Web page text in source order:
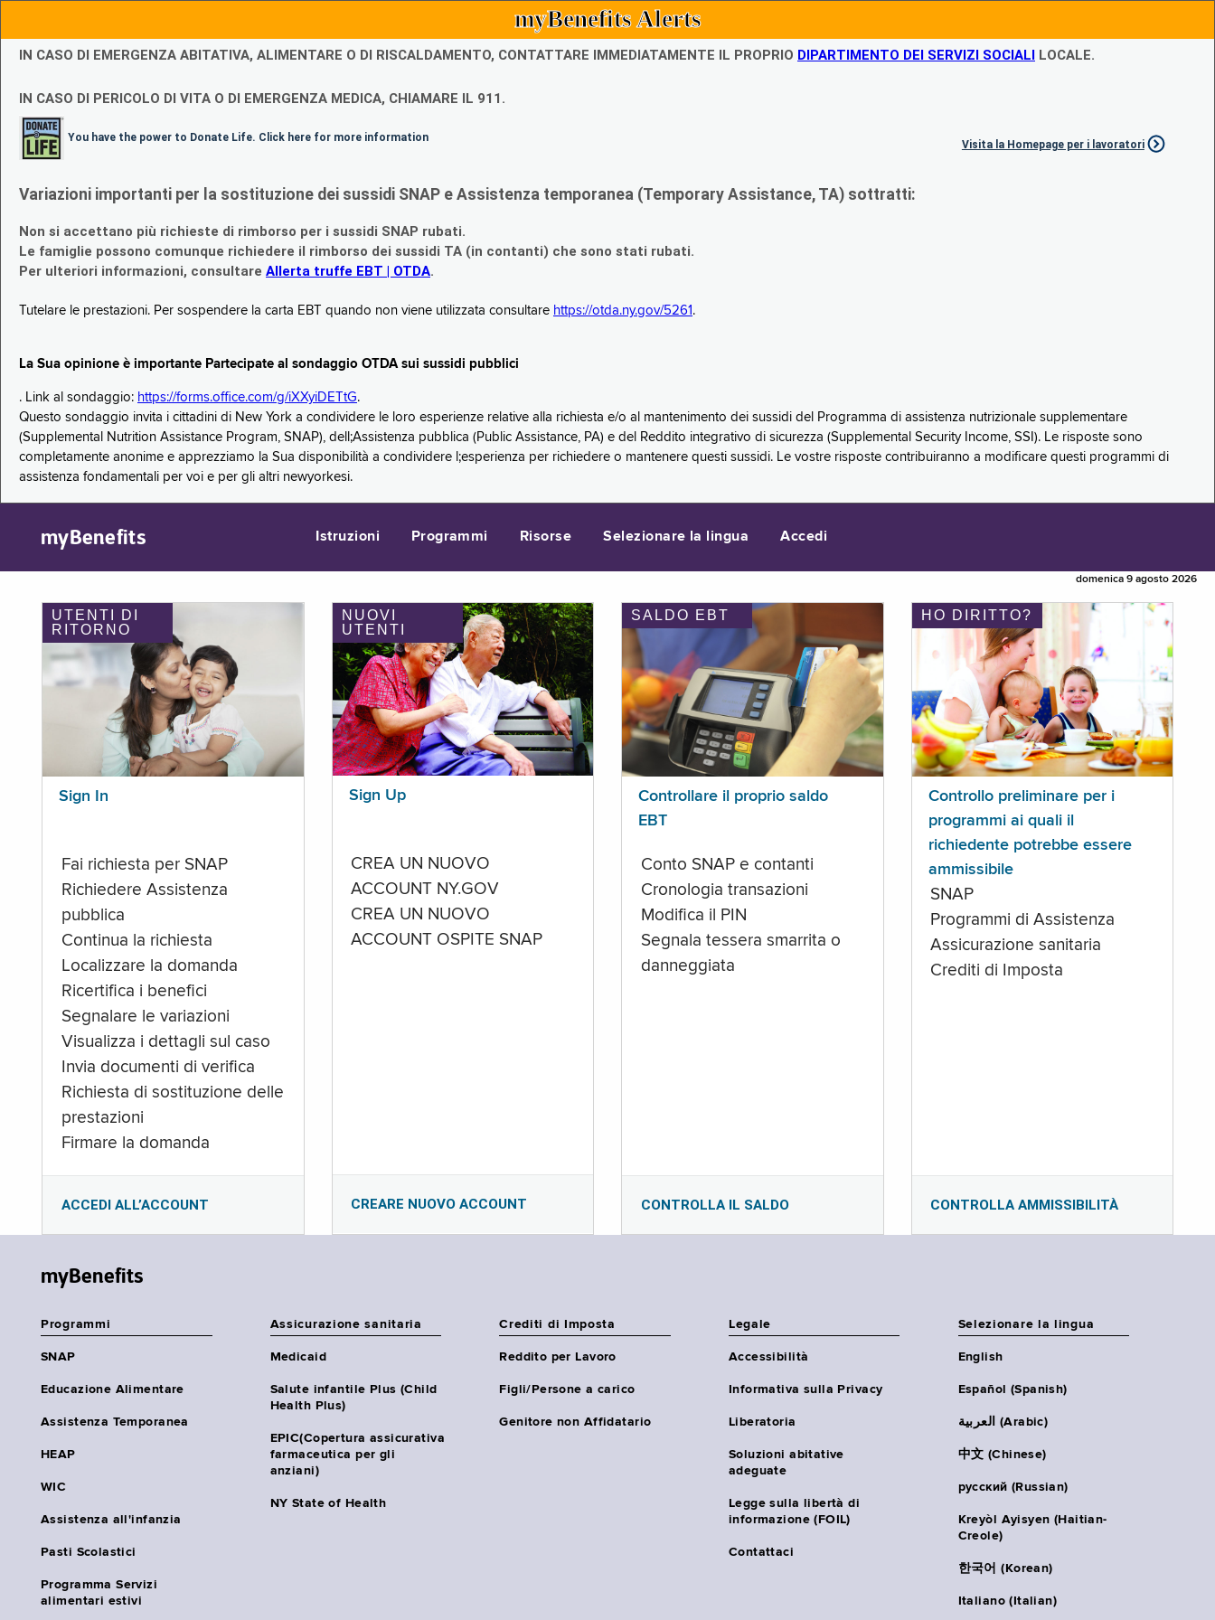
myBenefits Alerts
IN CASO DI EMERGENZA ABITATIVA, ALIMENTARE O DI RISCALDAMENTO, CONTATTARE IMMEDIATAMENTE IL PROPRIO DIPARTIMENTO DEI SERVIZI SOCIALI LOCALE.
IN CASO DI PERICOLO DI VITA O DI EMERGENZA MEDICA, CHIAMARE IL 911.
You have the power to Donate Life. Click here for more information
Visita la Homepage per i lavoratori
Variazioni importanti per la sostituzione dei sussidi SNAP e Assistenza temporanea (Temporary Assistance, TA) sottratti:
Non si accettano più richieste di rimborso per i sussidi SNAP rubati.
Le famiglie possono comunque richiedere il rimborso dei sussidi TA (in contanti) che sono stati rubati.
Per ulteriori informazioni, consultare Allerta truffe EBT | OTDA.
Tutelare le prestazioni. Per sospendere la carta EBT quando non viene utilizzata consultare https://otda.ny.gov/5261 .
La Sua opinione è importante Partecipate al sondaggio OTDA sui sussidi pubblici
. Link al sondaggio: https://forms.office.com/g/iXXyiDETtG.
Questo sondaggio invita i cittadini di New York a condividere le loro esperienze relative alla richiesta e/o al mantenimento dei sussidi del Programma di assistenza nutrizionale supplementare
(Supplemental Nutrition Assistance Program, SNAP), dell;Assistenza pubblica (Public Assistance, PA) e del Reddito integrativo di sicurezza (Supplemental Security Income, SSI). Le risposte sono
completamente anonime e apprezziamo la Sua disponibilità a condividere l;esperienza per richiedere o mantenere questi sussidi. Le vostre risposte contribuiranno a modificare questi programmi di
assistenza fondamentali per voi e per gli altri newyorkesi.
myBenefits Istruzioni Programmi Risorse Selezionare la lingua Accedi
domenica 9 agosto 2026
UTENTI DI
RITORNO
Sign In
Fai richiesta per SNAP
Richiedere Assistenza
pubblica
Continua la richiesta
Localizzare la domanda
Ricertifica i benefici
Segnalare le variazioni
Visualizza i dettagli sul caso
Invia documenti di verifica
Richiesta di sostituzione delle
prestazioni
Firmare la domanda
ACCEDI ALL’ACCOUNT
NUOVI
UTENTI
Sign Up
CREA UN NUOVO
ACCOUNT NY.GOV
CREA UN NUOVO
ACCOUNT OSPITE SNAP
CREARE NUOVO ACCOUNT
SALDO EBT
Controllare il proprio saldo
EBT
Conto SNAP e contanti
Cronologia transazioni
Modifica il PIN
Segnala tessera smarrita o
danneggiata
CONTROLLA IL SALDO
HO DIRITTO?
Controllo preliminare per i
programmi ai quali il
richiedente potrebbe essere
ammissibile
SNAP
Programmi di Assistenza
Assicurazione sanitaria
Crediti di Imposta
CONTROLLA AMMISSIBILITÀ
myBenefits
Programmi
SNAP
Educazione Alimentare
Assistenza Temporanea
HEAP
WIC
Assistenza all'infanzia
Pasti Scolastici
Programma Servizi
alimentari estivi
Assicurazione sanitaria
Medicaid
Salute infantile Plus (Child
Health Plus)
EPIC(Copertura assicurativa
farmaceutica per gli
anziani)
NY State of Health
Crediti di Imposta
Reddito per Lavoro
Figli/Persone a carico
Genitore non Affidatario
Legale
Accessibilità
Informativa sulla Privacy
Liberatoria
Soluzioni abitative
adeguate
Legge sulla libertà di
informazione (FOIL)
Contattaci
Selezionare la lingua
English
Español (Spanish)
العربية (Arabic)
中文 (Chinese)
русский (Russian)
Kreyòl Ayisyen (Haitian-
Creole)
한국어 (Korean)
Italiano (Italian)